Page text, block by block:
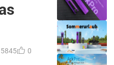
5845 0